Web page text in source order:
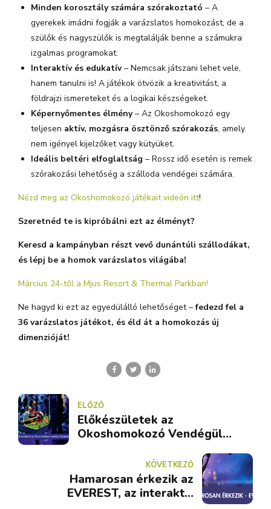
Minden korosztály számára szórakoztató – A
gyerekek imádni fogják a varázslatos homokozást, de a
szülők és nagyszülők is megtalálják benne a számukra
izgalmas programokat.
Interaktív és edukatív– Nemcsak játszani lehet vele,
hanem tanulni is! A játékok ötvözik a kreativitást, a
földrajzi ismereteket és a logikai készségeket.
Képernyőmentes élmény– Az Okoshomokozó egy
teljesen aktív, mozgásra ösztönző szórakozás, amely
nem igényel kijelzőket vagy kütyüket.
Ideális beltéri elfoglaltság – Rossz idő esetén is remek
szórakozási lehetőség a szálloda vendégei számára.
Nézd meg az Okoshomokozó játékait videón itt!
Szeretnéd te is kipróbálni ezt az élményt?
Keresd a kampányban részt vevő dunántúli szállodákat,
és lépj be a homok varázslatos világába!
Március 24-től a Mjus Resort & Thermal Parkban!
Ne hagyd ki ezt az egyedülálló lehetőséget –fedezd fel a
36 varázslatos játékot, és éld át a homokozás új
dimenzióját!
ELŐZŐ
Előkészületek az
Okoshomokozó Vendégül
KÖVETKEZŐ
Hamarosan érkezik az
EVEREST, az interaktív